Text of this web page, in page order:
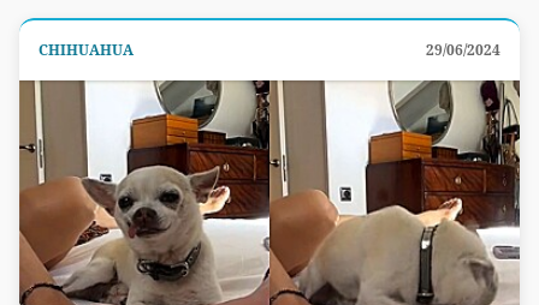
CHIHUAHUA 29/06/2024